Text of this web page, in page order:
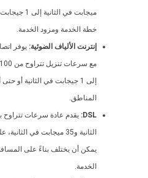
ميجابت في
خطة الخدمة ومزود الخدمة.
إنترنت الألياف الضوئية: يوفر
إلى 1 جيجابت في الثانية أو
المناطق.
DSL:
الثانية و35 ميجابت في
يمكن أن يختلف بناءً على
الخدمة.